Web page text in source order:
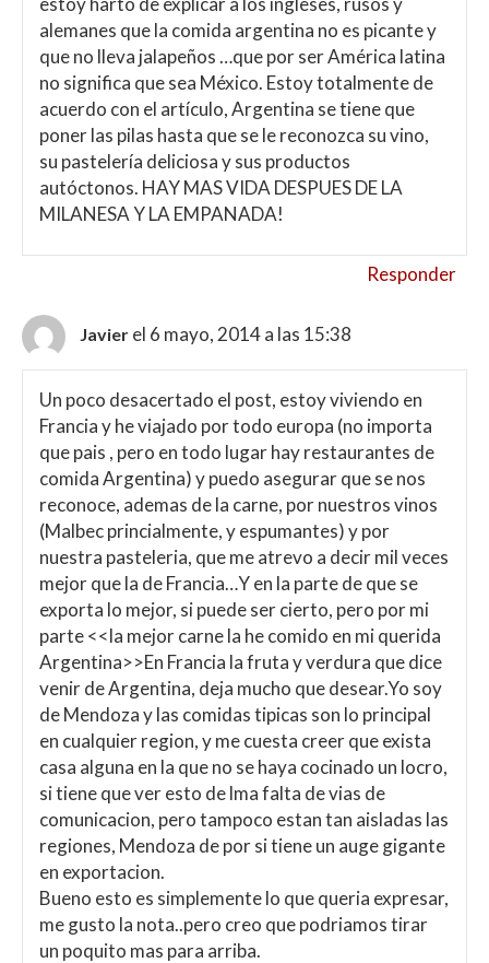
alemanes que la comida argentina no es picante y
que no lleva jalapeños …que por ser América latina
no significa que sea México. Estoy totalmente de
acuerdo con el artículo, Argentina se tiene que
poner las pilas hasta que se le reconozca su vino,
su pastelería deliciosa y sus productos
autóctonos. HAY MAS VIDA DESPUES DE LA
MILANESA Y LA EMPANADA!
Responder
Javier el 6 mayo, 2014 a las 15:38
Un poco desacertado el post, estoy viviendo en
Francia y he viajado por todo europa (no importa
que pais , pero en todo lugar hay restaurantes de
comida Argentina) y puedo asegurar que se nos
reconoce, ademas de la carne, por nuestros vinos
(Malbec princialmente, y espumantes) y por
nuestra pasteleria, que me atrevo a decir mil veces
mejor que la de Francia…Y en la parte de que se
exporta lo mejor, si puede ser cierto, pero por mi
parte <<la mejor carne la he comido en mi querida
Argentina>>En Francia la fruta y verdura que dice
venir de Argentina, deja mucho que desear.Yo soy
de Mendoza y las comidas tipicas son lo principal
en cualquier region, y me cuesta creer que exista
casa alguna en la que no se haya cocinado un locro,
si tiene que ver esto de lma falta de vias de
comunicacion, pero tampoco estan tan aisladas las
regiones, Mendoza de por si tiene un auge gigante
en exportacion.
Bueno esto es simplemente lo que queria expresar,
me gusto la nota..pero creo que podriamos tirar
un poquito mas para arriba.